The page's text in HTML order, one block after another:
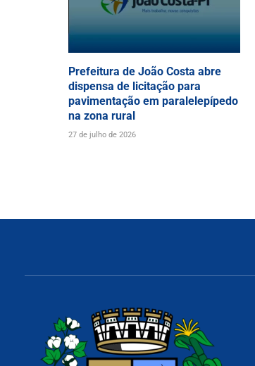
Prefeitura de João Costa abre
dispensa de licitação para
pavimentação em paralelepípedo
na zona rural
27 de julho de 2026